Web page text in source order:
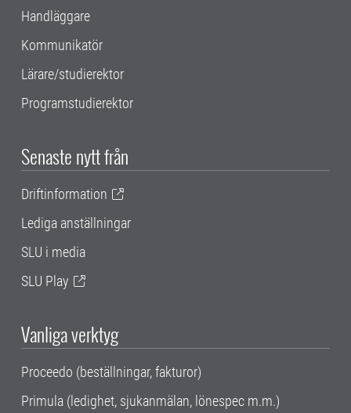
Handläggare
Kommunikatör
Lärare/studierektor
Programstudierektor
Senaste nytt från
Driftinformation
Lediga anställningar
SLU i media
SLU Play
Vanliga verktyg
Proceedo (beställningar, fakturor)
Primula (ledighet, sjukanmälan, lönespec m.m.)